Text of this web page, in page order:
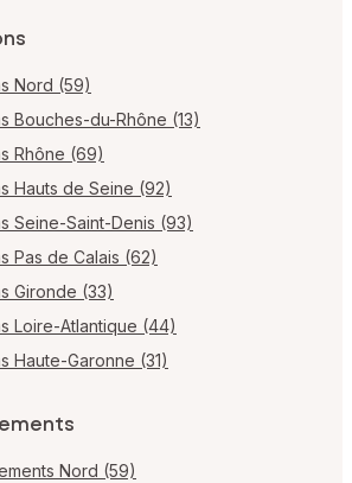
Nord (59)
Bouches-du-Rhône (13)
Rhône (69)
Hauts de Seine (92)
Seine-Saint-Denis (93)
Pas de Calais (62)
Gironde (33)
Loire-Atlantique (44)
Haute-Garonne (31)
Nord (59)